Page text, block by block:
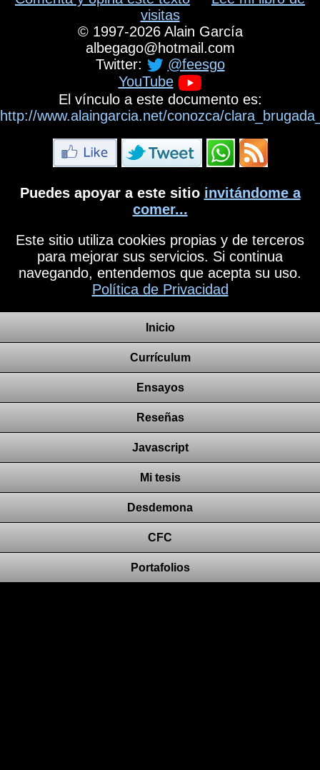
visitas
©1997-2026 Alain García
albegago@hotmail.com
Twitter:
@feesgo
YouTube
El vínculo a este documento es:
http://www.alaingarcia.net/conozca/
Puedes apoyar a este sitio invitándome a
comer...
Este sitio utiliza cookies propias y de terceros
para mejorar sus servicios. Si continua
navegando, entendemos que acepta su uso.
Política de Privacidad
Inicio
Currículum
Ensayos
Reseñas
Javascript
Mi tesis
Desdemona
CFC
Portafolios